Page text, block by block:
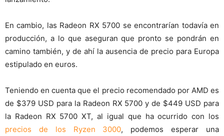
En cambio, las Radeon RX 5700 se encontrarían todavía en
producción, a lo que aseguran que pronto se pondrán en
camino también, y de ahí la ausencia de precio para Europa
estipulado en euros.
Teniendo en cuenta que el precio recomendado por AMD es
de $379 USD para la Radeon RX 5700 y de $449 USD para
la Radeon RX 5700 XT, al igual que ha ocurrido con los
precios de los Ryzen 3000, podemos esperar una